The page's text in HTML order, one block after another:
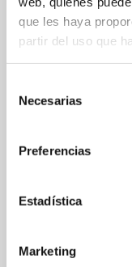
que les haya
partir del uso que
Necesarias
Preferencias
Estadística
Marketing
Adiós a
Mons. Luis
Mons. Luna